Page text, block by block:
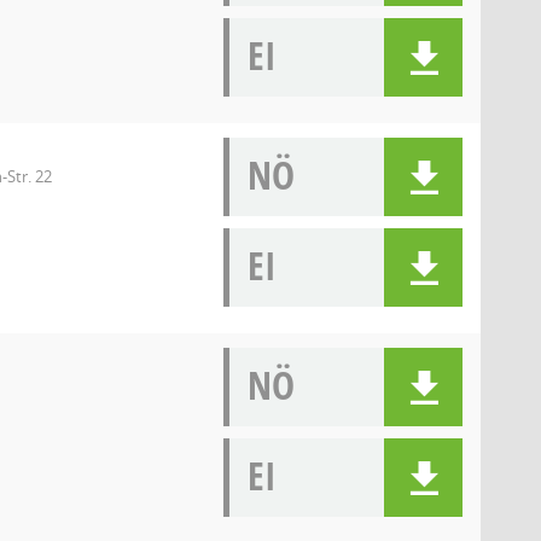
EI
Str. 22
NÖ
EI
NÖ
EI